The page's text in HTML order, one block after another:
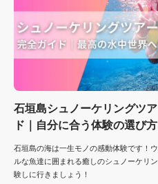
石垣島シュノーケリングツ
ド｜自分に合う体験の選び方
石垣島の海は一生モノの感動体験です！
ルな魚達に囲まれる癒しのシュノーケリ
験しに行きましょう！